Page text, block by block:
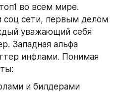
во всем мире.
соц сети, первым делом
уважающий себя
Западная альфа
инфлами. Понимая
и билдерами